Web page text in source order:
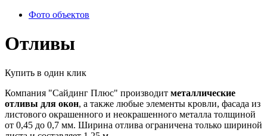
Фото объектов
Отливы
Купить в один клик
Компания "Сайдинг Плюс" производит металлические
отливы для окон, а также любые элементы кровли, фасада из
листового окрашенного и неокрашенного металла толщиной
от 0,45 до 0,7 мм. Ширина отлива ограничена только шириной